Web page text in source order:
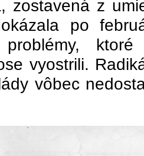
zostavená z
po
problémy,
vyostrili.
vôbec